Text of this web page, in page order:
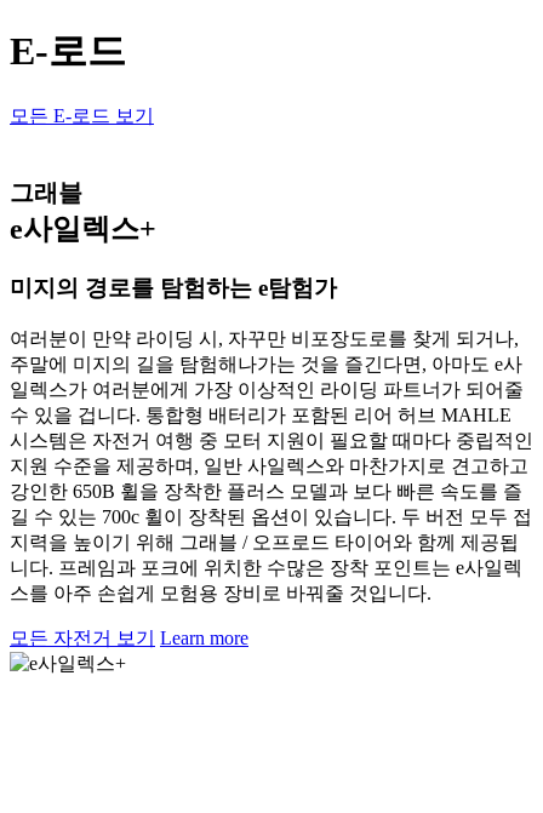
E-로드
모든 E-로드 보기
그래블
e사일렉스+
미지의 경로를 탐험하는 e탐험가
여러분이 만약 라이딩 시, 자꾸만 비포장도로를 찾게 되거나,
주말에 미지의 길을 탐험해나가는 것을 즐긴다면, 아마도 e사
일렉스가 여러분에게 가장 이상적인 라이딩 파트너가 되어줄
수 있을 겁니다. 통합형 배터리가 포함된 리어 허브 MAHLE
시스템은 자전거 여행 중 모터 지원이 필요할 때마다 중립적인
지원 수준을 제공하며, 일반 사일렉스와 마찬가지로 견고하고
강인한 650B 휠을 장착한 플러스 모델과 보다 빠른 속도를 즐
길 수 있는 700c 휠이 장착된 옵션이 있습니다. 두 버전 모두 접
지력을 높이기 위해 그래블 / 오프로드 타이어와 함께 제공됩
니다. 프레임과 포크에 위치한 수많은 장착 포인트는 e사일렉
스를 아주 손쉽게 모험용 장비로 바꿔줄 것입니다.
모든 자전거 보기 Learn more